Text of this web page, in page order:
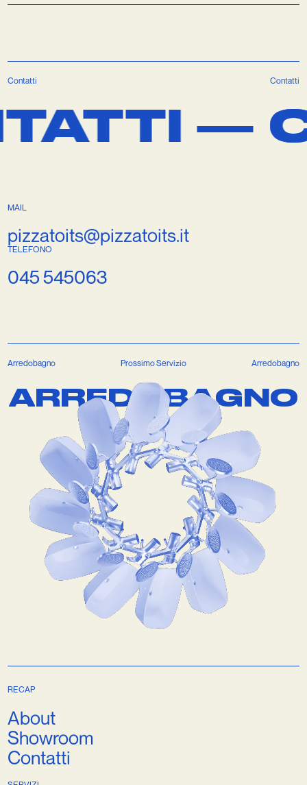
Contatti Contatti
—
MAIL
pizzatoits@pizzatoits.it
TELEFONO
Arredobagno Prossimo Servizio Arredobagno
ARRED OBAGNO
RECAP
About
Showroom
Contatti